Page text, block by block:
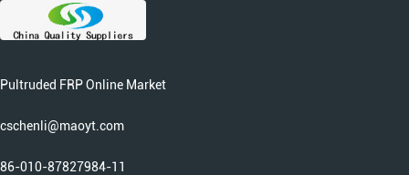
Pultruded FRP Online Market
cschenli@maoyt.com
86-010-87827984-11